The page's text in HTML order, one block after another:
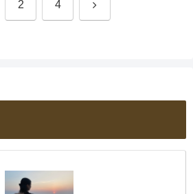
2 4 次